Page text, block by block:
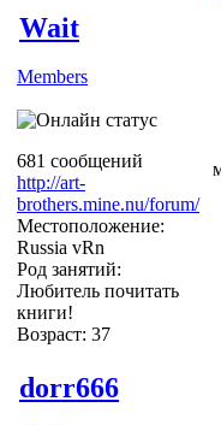
Wait
Members
681 сообщений
http://art-
brothers.mine.nu/forum/
Местоположение:
Russia vRn
Род занятий:
Любитель почитать
книги!
Возраст: 37
dorr666